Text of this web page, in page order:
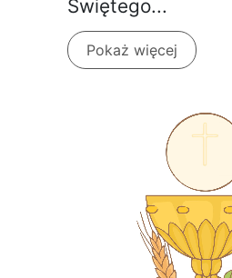
Świętego...
Pokaż więcej